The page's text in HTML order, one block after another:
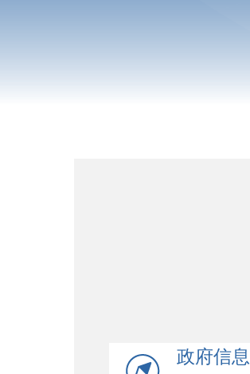
政府信息